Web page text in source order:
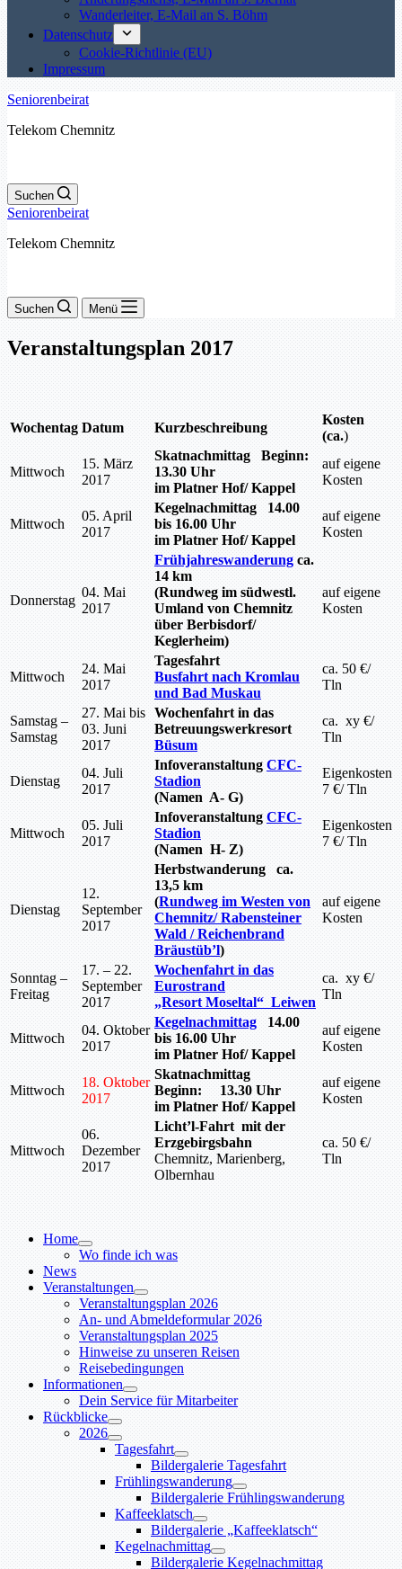
Wanderleiter, E-Mail an S. Böhm
Datenschutz
Cookie-Richtlinie (EU)
Impressum
Seniorenbeirat
Telekom Chemnitz
Suchen
Seniorenbeirat
Telekom Chemnitz
Suchen Menü
Veranstaltungsplan 2017
Wochentag Datum Kurzbeschreibung
Kosten
(ca.)
Mittwoch
15. März
2017
Skatnachmittag Beginn:
13.30 Uhr
im Platner Hof/ Kappel
auf eigene
Kosten
Mittwoch
05. April
2017
Kegelnachmittag 14.00
bis 16.00 Uhr
im Platner Hof/ Kappel
auf eigene
Kosten
Donnerstag
04. Mai
2017
Frühjahreswanderung ca.
14 km
(Rundweg im südwestl.
Umland von Chemnitz
über Berbisdorf/
Keglerheim)
auf eigene
Kosten
Mittwoch
24. Mai
2017
Tagesfahrt
Busfahrt nach Kromlau
und Bad Muskau
ca. 50 €/
Tln
Samstag –
Samstag
27. Mai bis
03. Juni
2017
Wochenfahrt in das
Betreuungswerkresort
Büsum
ca. xy €/
Tln
Dienstag
04. Juli
2017
Infoveranstaltung CFC-
Stadion
(Namen A- G)
Eigenkosten
7 €/ Tln
Mittwoch
05. Juli
2017
Infoveranstaltung CFC-
Stadion
(Namen H- Z)
Eigenkosten
7 €/ Tln
Dienstag
12.
September
2017
Herbstwanderung ca.
13,5 km
(Rundweg im Westen von
Chemnitz/ Rabensteiner
Wald / Reichenbrand
Bräustüb’l)
auf eigene
Kosten
Sonntag –
Freitag
17. – 22.
September
2017
Wochenfahrt in das
Eurostrand
„Resort Moseltal“ Leiwen
ca. xy €/
Tln
Mittwoch
04. Oktober
2017
Kegelnachmittag 14.00
bis 16.00 Uhr
im Platner Hof/ Kappel
auf eigene
Kosten
Mittwoch
18. Oktober
2017
Skatnachmittag
Beginn: 13.30 Uhr
im Platner Hof/ Kappel
auf eigene
Kosten
Mittwoch
06.
Dezember
2017
Licht’l-Fahrt mit der
Erzgebirgsbahn
Chemnitz, Marienberg,
Olbernhau
ca. 50 €/
Tln
Home
Wo finde ich was
News
Veranstaltungen
Veranstaltungsplan 2026
An- und Abmeldeformular 2026
Veranstaltungsplan 2025
Hinweise zu unseren Reisen
Reisebedingungen
Informationen
Dein Service für Mitarbeiter
Rückblicke
2026
Tagesfahrt
Bildergalerie Tagesfahrt
Frühlingswanderung
Bildergalerie Frühlingswanderung
Kaffeeklatsch
Bildergalerie „Kaffeeklatsch“
Kegelnachmittag
Bildergalerie Kegelnachmittag